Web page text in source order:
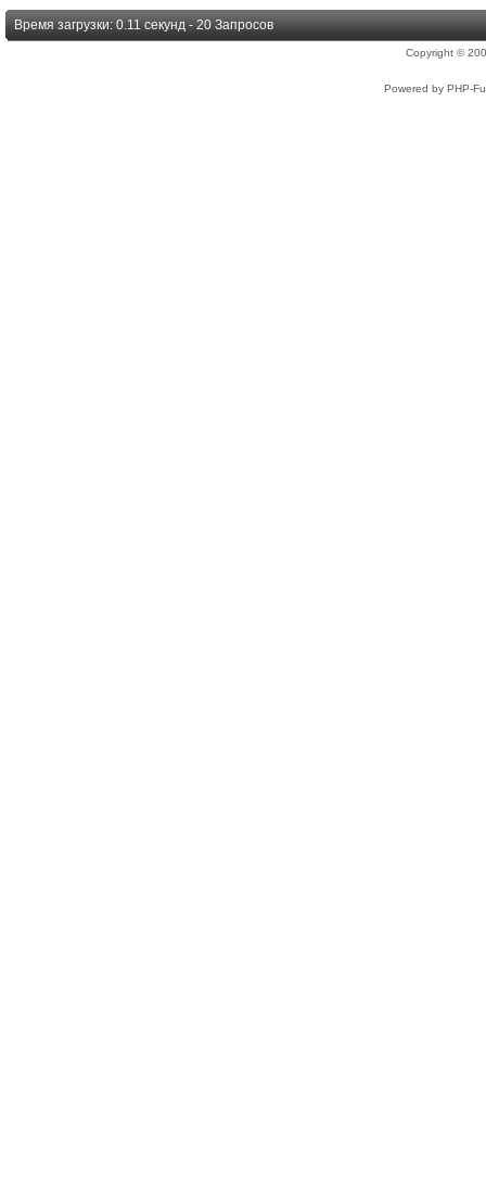
Время загрузки: 0.11 секунд - 20 Запросов
Copyright ©
Powered by PHP-